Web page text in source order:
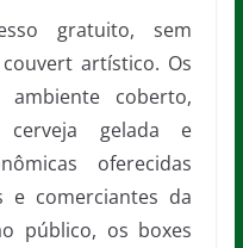
gratuito, sem
artístico. Os
coberto,
cerveja gelada e
oferecidas
e comerciantes da
público, os boxes